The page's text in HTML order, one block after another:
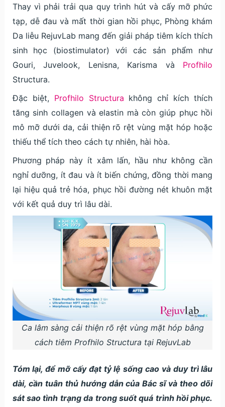
Thay vì phải trải qua quy trình hút và cấy mỡ phức
tạp, dễ đau và mất thời gian hồi phục, Phòng khám
Da liễu RejuvLab mang đến giải pháp tiêm kích thích
sinh học (biostimulator) với các sản phẩm như
Gouri, Juvelook, Lenisna, Karisma và Profhilo
Structura.
Đặc biệt, Profhilo Structura không chỉ kích thích
tăng sinh collagen và elastin mà còn giúp phục hồi
mô mỡ dưới da, cải thiện rõ rệt vùng mặt hóp hoặc
thiếu thể tích theo cách tự nhiên, hài hòa.
Phương pháp này ít xâm lấn, hầu như không cần
nghỉ dưỡng, ít đau và ít biến chứng, đồng thời mang
lại hiệu quả trẻ hóa, phục hồi đường nét khuôn mặt
với kết quả duy trì lâu dài.
Ca lâm sàng cải thiện rõ rệt vùng mặt hóp bằng
cách tiêm Profhilo Structura tại RejuvLab
Tóm lại, để mỡ cấy đạt tỷ lệ sống cao và duy trì lâu
dài, cần tuân thủ hướng dẫn của Bác sĩ và theo dõi
sát sao tình trạng da trong suốt quá trình hồi phục.